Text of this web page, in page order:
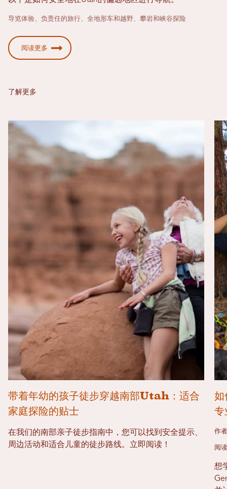
导览体验、负责任的旅行、全地形车和越野、攀岩和峡谷探险
阅读更多
了解更多
带着年幼的孩子徒步穿越南部Utah：适合
家庭探险的贴士
在我们的南部亲子徒步指南中，您可以找到安全提示、
周边活动和适合儿童的徒步路线。立即阅读！
如
专
作
阅
想